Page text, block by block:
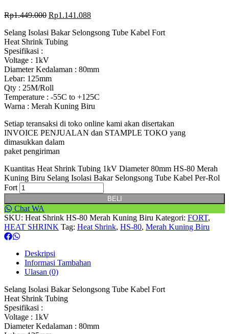
Rp1.449.000 Rp1.141.088
Selang Isolasi Bakar Selongsong Tube Kabel Fort
Heat Shrink Tubing
Spesifikasi :
Voltage : 1kV
Diameter Kedalaman : 80mm
Lebar: 125mm
Qty : 25M/Roll
Temperature : -55C to +125C
Warna : Merah Kuning Biru
Setiap teransaksi di toko online kami akan disertakan
INVOICE PENJUALAN dan STAMPLE TOKO yang
dimasukkan dalam
paket pengiriman
Kuantitas Heat Shrink Tubing 1kV Diameter 80mm HS-80 Merah
Kuning Biru Selang Isolasi Bakar Selongsong Tube Kabel Per-Rol
Fort
BELI
Chat WA
SKU: Heat Shrink HS-80 Merah Kuning Biru Kategori: FORT,
HEAT SHRINK Tag: Heat Shrink, HS-80, Merah Kuning Biru
Deskripsi
Informasi Tambahan
Ulasan (0)
Selang Isolasi Bakar Selongsong Tube Kabel Fort
Heat Shrink Tubing
Spesifikasi :
Voltage : 1kV
Diameter Kedalaman : 80mm